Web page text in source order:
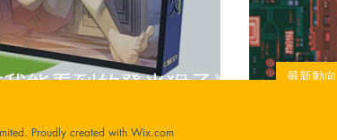
能看到的發光猴子》
動力」銅獎
台
最新動向
Proudly created with Wix.com